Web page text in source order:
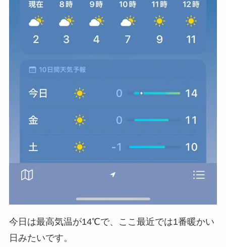
今日は最高気温が14℃で、ここ最近では1番暖かい
日みたいです。